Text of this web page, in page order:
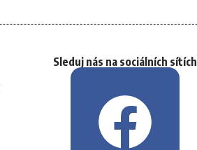
Sleduj nás na sociálních sítích